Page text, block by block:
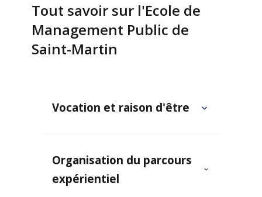
Tout savoir sur l'Ecole de
Management Public de
Saint-Martin
Vocation et raison d'être
Organisation du parcours
expérientiel